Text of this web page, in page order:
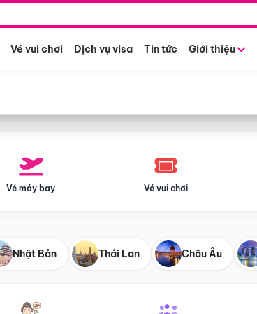
Vé vui chơi Dịch vụ visa Tin tức Giới thiệu
Vé máy bay Vé vui chơi
Nhật Bản Thái Lan Châu Âu